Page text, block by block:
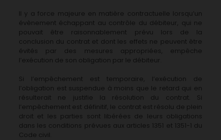
Il y a force majeure en matière contractuelle lorsqu’un
évènement échappant au contrôle du débiteur, qui ne
pouvait être raisonnablement prévu lors de la
conclusion du contrat et dont les effets ne peuvent être
évités par des mesures appropriées, empêche
l’exécution de son obligation par le débiteur.
Si l’empêchement est temporaire, l’exécution de
l’obligation est suspendue à moins que le retard qui en
résulterait ne justifie la résolution du contrat. Si
l’empêchement est définitif, le contrat est résolu de plein
droit et les parties sont libérées de leurs obligations
dans les conditions prévues aux articles 1351 et 1351-1 du
Code civil.